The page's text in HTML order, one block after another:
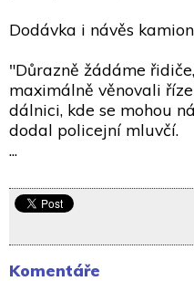
Dodávka i návěs
"Důrazně žádáme
maximálně věnovali
dálnici, kde se mohou
dodal policejní mluvčí.
...
Komentáře